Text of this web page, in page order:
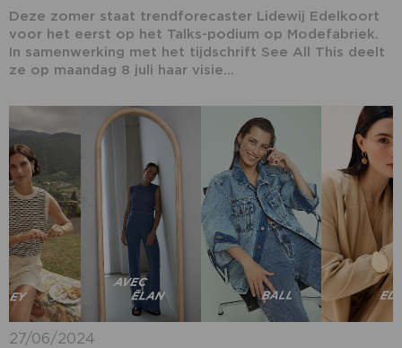
Deze zomer staat trendforecaster Lidewij Edelkoort
voor het eerst op het Talks-podium op Modefabriek.
In samenwerking met het tijdschrift See All This deelt
ze op maandag 8 juli haar visie...
27/06/2024